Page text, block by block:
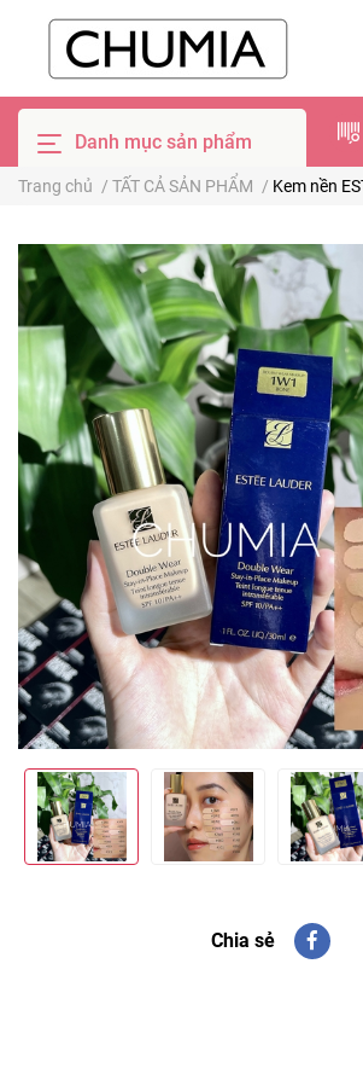
Danh mục sản phẩm
Trang chủ / TẤT CẢ SẢN PHẨM / Kem nền
Chia sẻ